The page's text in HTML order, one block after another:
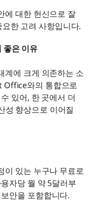
에 대한 헌신으로 잘
한 고려 사항입니다.
은 이유
에 크게 의존하는 소
Office와의 통합으로
있어, 한 곳에서 더
성 향상으로 이어질
있는 누구나 무료로
자당 월 약 5달러부
안을 포함합니다.